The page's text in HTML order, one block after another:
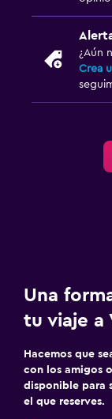
¿Aún
Crea
Una
tu viaje a
Hacemos que
con los amigos
disponible para
el que reserves.